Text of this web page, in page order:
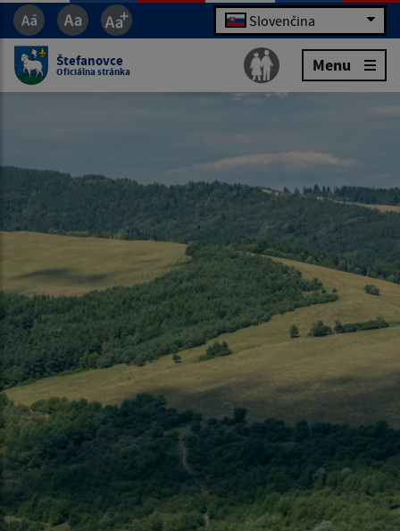
Slovenčina
Štefanovce
Oficiálna stránka Menu